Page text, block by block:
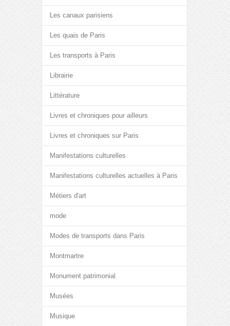
Les canaux parisiens
Les quais de Paris
Les transports à Paris
Librairie
Littérature
Livres et chroniques pour ailleurs
Livres et chroniques sur Paris
Manifestations culturelles
Manifestations culturelles actuelles à Paris
Métiers d'art
mode
Modes de transports dans Paris
Montmartre
Monument patrimonial
Musées
Musique